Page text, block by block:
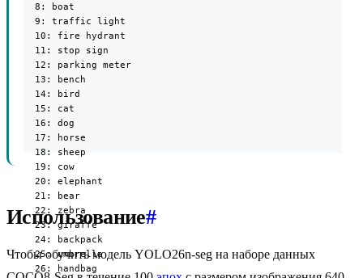
  8: boat
  9: traffic light
  10: fire hydrant
  11: stop sign
  12: parking meter
  13: bench
  14: bird
  15: cat
  16: dog
  17: horse
  18: sheep
  19: cow
  20: elephant
  21: bear
  22: zebra
  23: giraffe
  24: backpack
  25: umbrella
  26: handbag
Использование#
Чтобы обучить модель YOLO26n-seg на наборе данных